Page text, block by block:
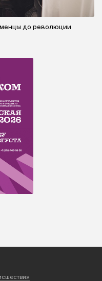
до революции